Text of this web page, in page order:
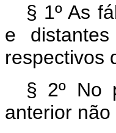
§ 1º As
e
respectivos
§ 2º No
anterior